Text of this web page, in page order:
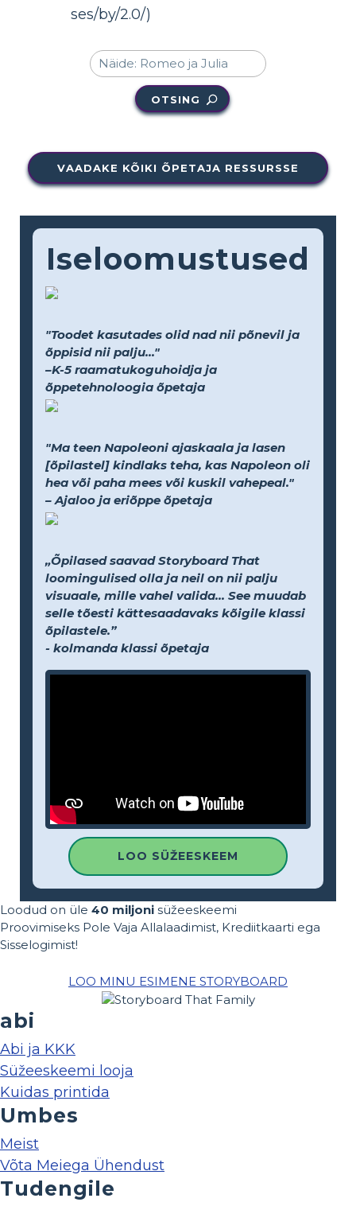
ses/by/2.0/)
OTSING
VAADAKE KÕIKI ÕPETAJA RESSURSSE
Iseloomustused
"Toodet kasutades olid nad nii põnevil ja
õppisid nii palju..."
–K-5 raamatukoguhoidja ja
õppetehnoloogia õpetaja
"Ma teen Napoleoni ajaskaala ja lasen
[õpilastel] kindlaks teha, kas Napoleon oli
hea või paha mees või kuskil vahepeal."
– Ajaloo ja eriõppe õpetaja
„Õpilased saavad Storyboard That
loomingulised olla ja neil on nii palju
visuaale, mille vahel valida... See muudab
selle tõesti kättesaadavaks kõigile klassi
õpilastele.”
- kolmanda klassi õpetaja
LOO SÜŽEESKEEM
Loodud on üle 40 miljoni süžeeskeemi
Proovimiseks Pole Vaja Allalaadimist, Krediitkaarti ega
Sisselogimist!
LOO MINU ESIMENE STORYBOARD
abi
Abi ja KKK
Süžeeskeemi looja
Kuidas printida
Umbes
Meist
Võta Meiega Ühendust
Tudengile